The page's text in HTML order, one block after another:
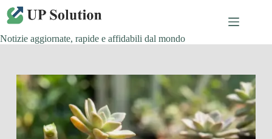
Salta
contenuto
Notizie aggiornate, rapide e affidabili dal mondo